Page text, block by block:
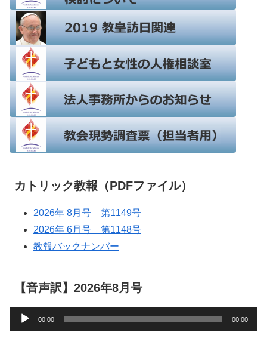
カトリック教報（PDFファイル）
2026年 8月号 第1149号
2026年 6月号 第1148号
教報バックナンバー
【音声訳】2026年8月号
声
00:00 00:00